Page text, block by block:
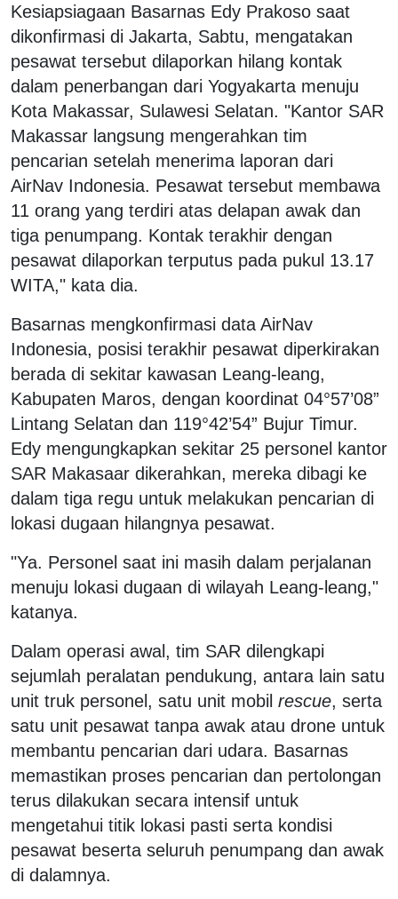
Kesiapsiagaan Basarnas Edy Prakoso saat
dikonfirmasi di Jakarta, Sabtu, mengatakan
pesawat tersebut dilaporkan hilang kontak
dalam penerbangan dari Yogyakarta menuju
Kota Makassar, Sulawesi Selatan. "Kantor SAR
Makassar langsung mengerahkan tim
pencarian setelah menerima laporan dari
AirNav Indonesia. Pesawat tersebut membawa
11 orang yang terdiri atas delapan awak dan
tiga penumpang. Kontak terakhir dengan
pesawat dilaporkan terputus pada pukul 13.17
WITA," kata dia.
Basarnas mengkonfirmasi data AirNav
Indonesia, posisi terakhir pesawat diperkirakan
berada di sekitar kawasan Leang-leang,
Kabupaten Maros, dengan koordinat 04°57’08”
Lintang Selatan dan 119°42’54” Bujur Timur.
Edy mengungkapkan sekitar 25 personel kantor
SAR Makasaar dikerahkan, mereka dibagi ke
dalam tiga regu untuk melakukan pencarian di
lokasi dugaan hilangnya pesawat.
"Ya. Personel saat ini masih dalam perjalanan
menuju lokasi dugaan di wilayah Leang-leang,"
katanya.
Dalam operasi awal, tim SAR dilengkapi
sejumlah peralatan pendukung, antara lain satu
unit truk personel, satu unit mobil rescue, serta
satu unit pesawat tanpa awak atau drone untuk
membantu pencarian dari udara. Basarnas
memastikan proses pencarian dan pertolongan
terus dilakukan secara intensif untuk
mengetahui titik lokasi pasti serta kondisi
pesawat beserta seluruh penumpang dan awak
di dalamnya.